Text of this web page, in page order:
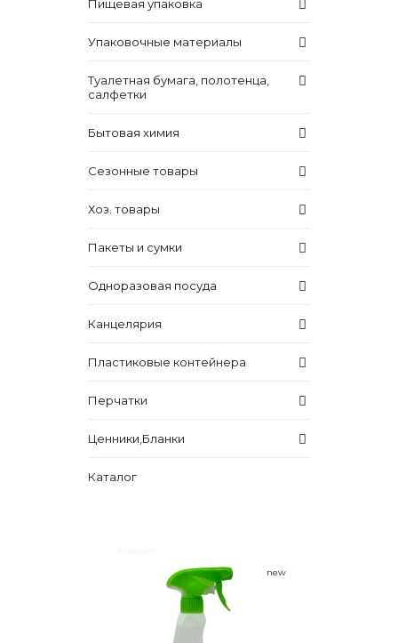
Пищевая упаковка
Упаковочные материалы
Туалетная бумага, полотенца,
салфетки
Бытовая химия
Сезонные товары
Хоз. товары
Пакеты и сумки
Одноразовая посуда
Канцелярия
Пластиковые контейнера
Перчатки
Ценники,Бланки
Каталог
new